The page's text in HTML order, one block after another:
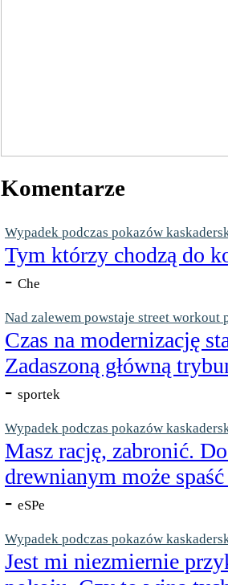
Komentarze
Wypadek podczas pokazów
Tym którzy chodzą do
- Che
Nad zalewem powstaje street workout
Czas na modernizację
Zadaszoną główną
- sportek
Wypadek podczas pokazów
Masz rację, zabronić.
drewnianym może
- eSPe
Wypadek podczas pokazów
Jest mi niezmiernie